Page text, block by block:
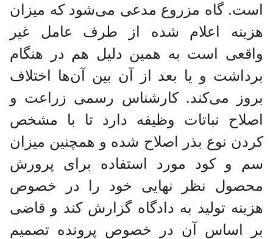
است. گاه مزروع مدعی می‌شود که میزان
هزینه اعلام شده از طرف عامل غیر
واقعی است به همین دلیل هم در هنگام
برداشت و یا بعد از آن بین آن‌ها اختلاف
بروز می‌کند. کارشناس رسمی زراعت و
اصلاح نباتات وظیفه دارد تا با مشخص
کردن نوع بذر اصلاح شده و همچنین میزان
سم و کود مورد استفاده برای پرورش
محصول نظر نهایی خود را در خصوص
هزینه تولید به دادگاه گزارش کند و قاضی
بر اساس آن در خصوص پرونده تصمیم